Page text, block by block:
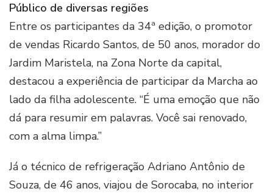
Público de diversas regiões
Entre os participantes da 34ª edição, o promotor
de vendas Ricardo Santos, de 50 anos, morador do
Jardim Maristela, na Zona Norte da capital,
destacou a experiência de participar da Marcha ao
lado da filha adolescente. “É uma emoção que não
dá para resumir em palavras. Você sai renovado,
com a alma limpa.”
Já o técnico de refrigeração Adriano Antônio de
Souza, de 46 anos, viajou de Sorocaba, no interior